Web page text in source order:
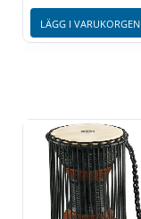
LÄGG I VARUKORGEN